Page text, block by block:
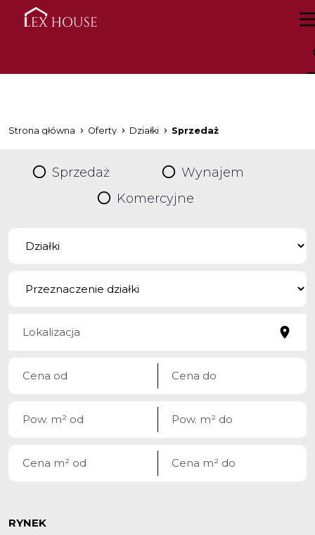
Strona główna Oferty Działki Sprzedaż
Sprzedaż
Wynajem
Komercyjne
RYNEK